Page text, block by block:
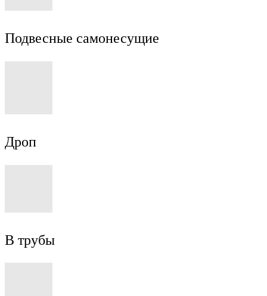
Подвесные самонесущие
Дроп
В трубы